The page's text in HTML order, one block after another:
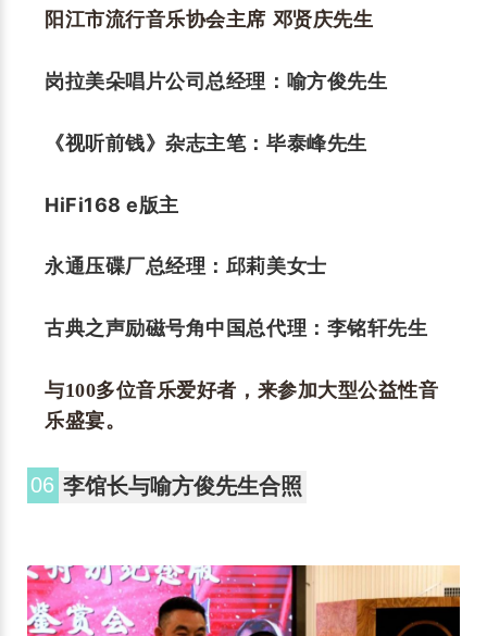
阳江市流行音乐协会主席 邓贤庆先生
岗拉美朵唱片公司总经理：喻方俊先生
《视听前钱》杂志主笔：毕泰峰先生
HiFi168 e版主
永通压碟厂总经理：邱莉美女士
古典之声励磁号角中国总代理：李铭轩先生
与100多位音乐爱好者，来参加大型公益性音
乐盛宴。
06 李馆长与喻方俊先生合照